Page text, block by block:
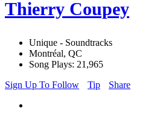
Thierry Coupey
Unique - Soundtracks
Montréal, QC
Song Plays: 21,965
Sign Up To Follow
Tip Share